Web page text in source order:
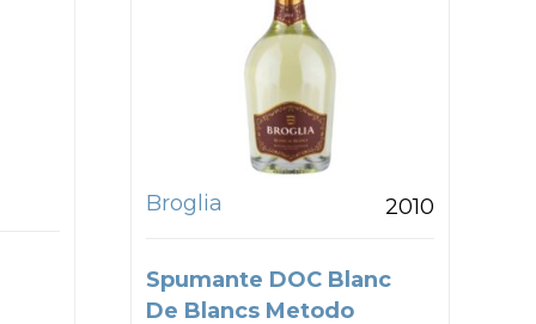
Broglia 2010
Spumante DOC Blanc
De Blancs Metodo